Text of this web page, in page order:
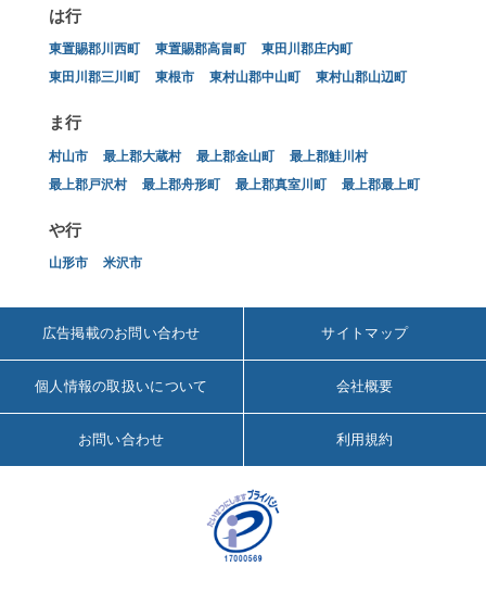
は行
東置賜郡川西町 東置賜郡高畠町
東田川郡庄内町
東田川郡三川町
東根市 東村山郡中山町 東村山郡山辺町
ま行
村山市 最上郡大蔵村 最上郡金山町
最上郡鮭川村
最上郡戸沢村
最上郡舟形町 最上郡真室川町 最上郡最上町
や行
山形市 米沢市
広告掲載のお問い合わせ サイトマップ
個人情報の取扱いについて 会社概要
お問い合わせ 利用規約